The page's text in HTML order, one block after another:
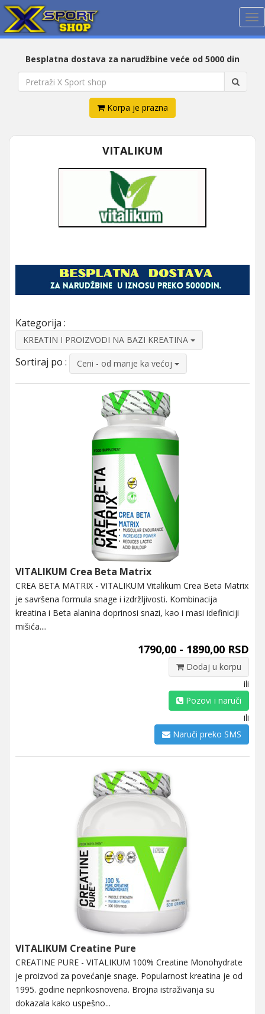
Besplatna dostava za narudžbine veće od 5000 din
Korpa je prazna
VITALIKUM
Kategorija :
KREATIN I PROIZVODI NA BAZI KREATINA
Sortiraj po : Ceni - od manje ka većoj
VITALIKUM Crea Beta Matrix
CREA BETA MATRIX - VITALIKUM Vitalikum Crea Beta Matrix
je savršena formula snage i izdržljivosti. Kombinacija
kreatina i Beta alanina doprinosi snazi, kao i masi idefiniciji
mišića....
1790,00 - 1890,00 RSD
Dodaj u korpu
ili
Pozovi i naruči
ili
Naruči preko SMS
VITALIKUM Creatine Pure
CREATINE PURE - VITALIKUM 100% Creatine Monohydrate
je proizvod za povećanje snage. Popularnost kreatina je od
1995. godine neprikosnovena. Brojna istraživanja su
dokazala kako uspešno...